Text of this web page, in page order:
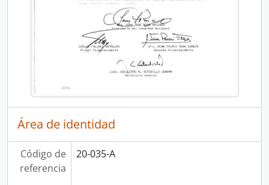
Área de identidad
Código de
referencia
20-035-A